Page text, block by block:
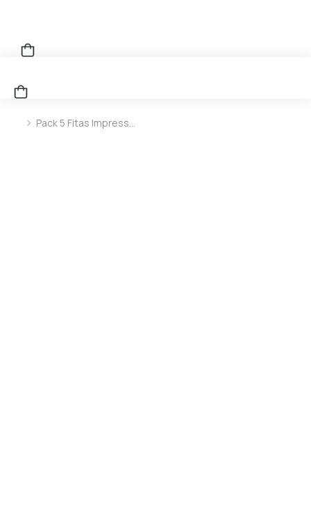
You are here:
Pack 5 Fitas Impress…